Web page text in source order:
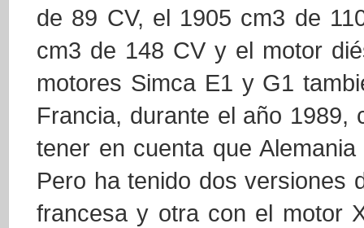
de 89 CV, el 1905 cm3 de
cm3 de 148 CV y el motor
motores Simca E1 y G1
Francia, durante el año 1989,
tener en cuenta que
Pero ha tenido dos versiones
francesa y otra con el motor